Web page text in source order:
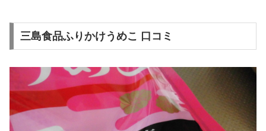
三島食品ふりかけうめこ 口コミ